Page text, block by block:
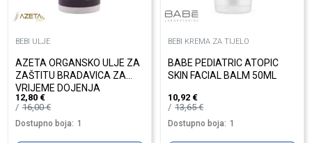
BEBI ULJE
AZETA ORGANSKO ULJE ZA
ZAŠTITU BRADAVICA ZA
VRIJEME DOJENJA
12,80 €
16,00€
Dostupno boja: 1
BEBI KREMA ZA TIJELO
BABE PEDIATRIC ATOPIC
SKIN FACIAL BALM 50ML
10,92 €
13,65€
Dostupno boja: 1